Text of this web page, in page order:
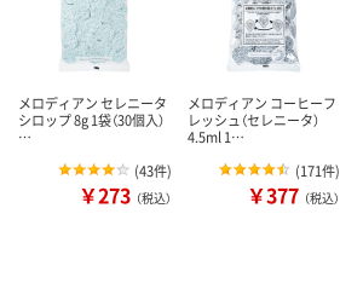
メロディアン セレニータ
シロップ 8g 1袋（30個入）
…
(43件)
￥273 （税込）
メロディアン コーヒーフ
レッシュ（セレニータ）
4.5ml 1…
(171件)
￥377 （税込）